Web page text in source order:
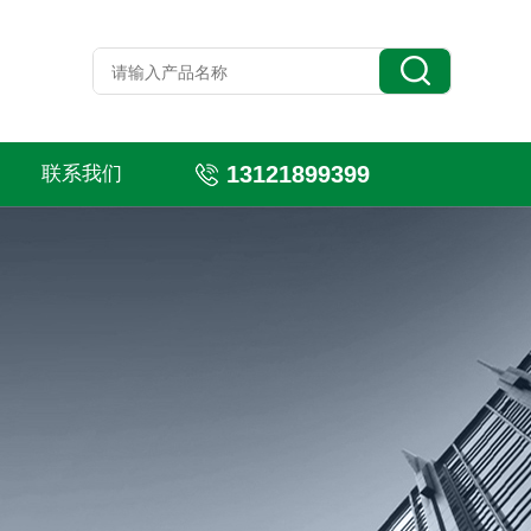
联系我们 13121899399